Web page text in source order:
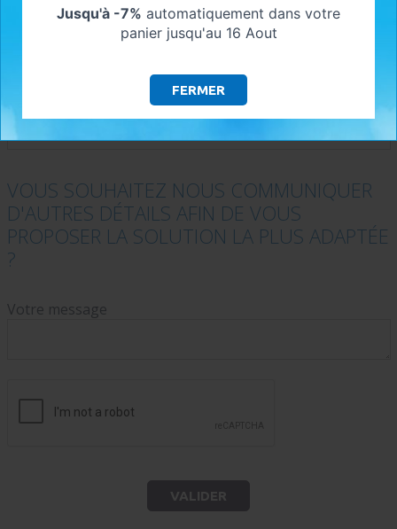
Prénom
Adresse e-mail*
VOUS SOUHAITEZ NOUS COMMUNIQUER
D'AUTRES DÉTAILS AFIN DE VOUS
PROPOSER LA SOLUTION LA PLUS ADAPTÉE
?
Votre message
Jusqu'à -7% automatiquement dans votre
panier jusqu'au 16 Aout
FERMER